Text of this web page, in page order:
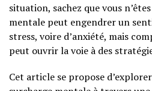
situation, sachez que vous
mentale peut engendrer un
stress, voire d’anxiété, mais
peut ouvrir la voie à des
Cet article se propose